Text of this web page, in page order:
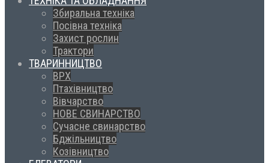
Збиральна техніка
Посівна техніка
Захист рослин
Трактори
ТВАРИННИЦТВО
ВРХ
Птахівництво
Вівчарство
НОВЕ СВИНАРСТВО
Сучасне свинарство
Бджільництво
Козівництво